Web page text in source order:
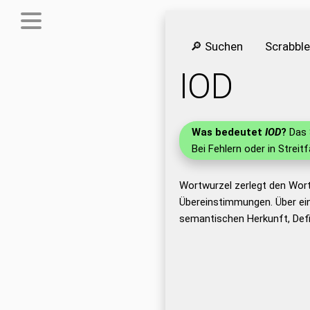
🔎 Suchen
IOD
Was bedeutet IOD? Das
Bei Fehlern oder in
Wortwurzel zerlegt den
Übereinstimmungen. Über
semantischen Herkunft,